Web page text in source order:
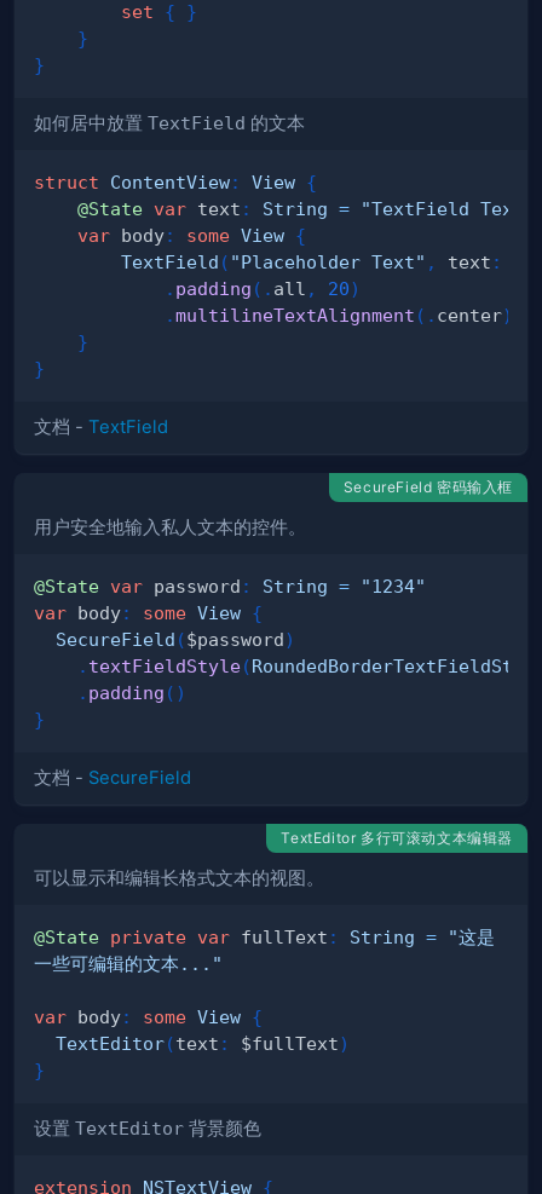
set
{
}
}
}
如何居中放置 TextField 的文本
struct ContentView: View {
@State var text : String =
"TextField Text"
var body: some View {
TextField ( "Placeholder Text" , text :
. padding ( . all , 20)
.multilineTextAlignment ( . center)
}
}
文档 - TextField
SecureField 密码输入框
用户安全地输入私人文本的控件。
@State var password : String =
"1234"
var body: some View {
SecureField ($password)
. textFieldStyle(
. padding ( )
}
文档 - SecureField
TextEditor 多行可滚动文本编辑器
可以显示和编辑长格式文本的视图。
@State private var fullText : String =
"这是
一些可编辑的文本..."
var body: some View {
TextEditor(text : $fullText)
}
设置 TextEditor 背景颜色
extension NSTextView {